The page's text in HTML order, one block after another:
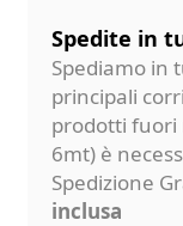
Spedite in
Spediamo in
principali
prodotti fuori
6mt) è
Spedizione
inclusa